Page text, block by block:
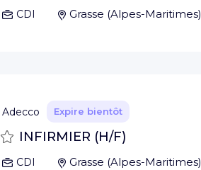
CDI Grasse (Alpes-Maritimes)
Adecco Expire bientôt
Sauvegarder
INFIRMIER (H/F)
CDI Grasse (Alpes-Maritimes)